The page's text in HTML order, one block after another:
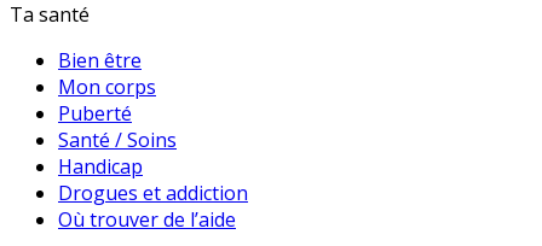
Ta santé
Bien être
Mon corps
Puberté
Santé / Soins
Handicap
Drogues et addiction
Où trouver de l’aide